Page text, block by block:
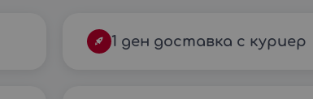
1 ден доставка с куриер